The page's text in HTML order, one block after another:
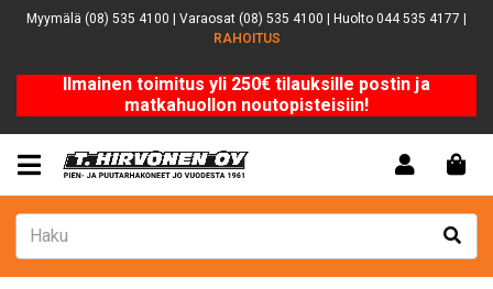
Myymälä (08) 535 4100 | Varaosat (08) 535 4100 | Huolto 044 535 4177 |
RAHOITUS
Ilmainen toimitus yli 250€ tilauksille postin ja
matkahuollon noutopisteisiin!